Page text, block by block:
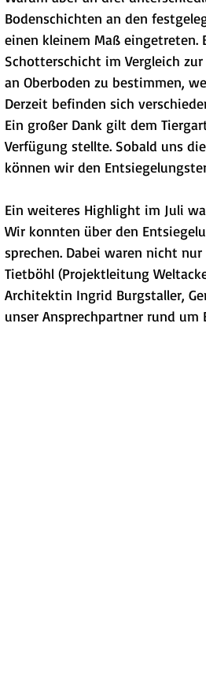
Bodenschichten an den
einen kleinem Maß eingetreten.
Schotterschicht im Vergleich
an Oberboden zu bestimmen,
Derzeit befinden sich
Ein großer Dank gilt dem
Verfügung stellte. Sobald uns
können wir den
Ein weiteres Highlight im Juli
Wir konnten über den
sprechen. Dabei waren nicht
Tietböhl (Projektleitung
Architektin Ingrid Burgstaller,
unser Ansprechpartner rund um